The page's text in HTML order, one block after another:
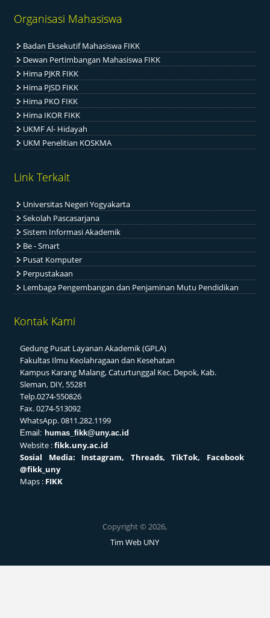
Organisasi Mahasiswa
Badan Eksekutif Mahasiswa FIKK
Dewan Pertimbangan Mahasiswa FIKK
Hima PJKR FIKK
Hima PJSD FIKK
Hima PKO FIKK
Hima IKOR FIKK
UKMF Al- Hidayah
UKM Penelitian KOSKMA
Link Terkait
Universitas Negeri Yogyakarta
Sekolah Pascasarjana
Sistem Informasi Akademik
Be - Smart
Pusat Komputer
Perpustakaan
Lembaga Pengembangan dan Penjaminan Mutu Pendidikan
Kontak Kami
Gedung Pusat Layanan Akademik (GPLA)
Fakultas Ilmu Keolahragaan dan Kesehatan
Kampus Karang Malang, Caturtunggal Kec. Depok, Kab.
Sleman, DIY, 55281
Telp.0274-550826
Fax. 0274-513092
WhatsApp. 0811.282.1199
Email: humas_fikk@uny.ac.id
Website :fikk.uny.ac.id
Sosial
Media: Instagram, Threads, TikTok, Facebook
@fikk_uny
Maps : FIKK
Copyright © 2026,
Tim Web UNY